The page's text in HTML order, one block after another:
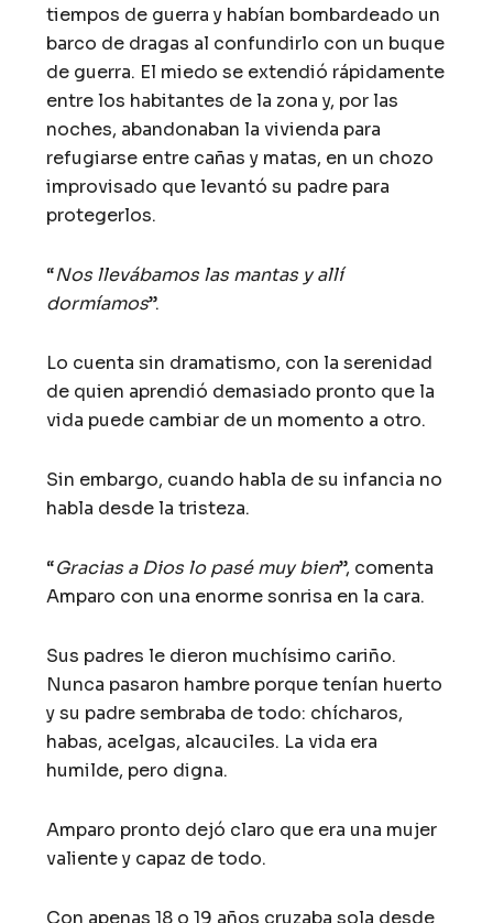
tiempos de guerra y habían bombardeado un
barco de dragas al confundirlo con un buque
de guerra. El miedo se extendió rápidamente
entre los habitantes de la zona y, por las
noches, abandonaban la vivienda para
refugiarse entre cañas y matas, en un chozo
improvisado que levantó su padre para
protegerlos.
“Nos llevábamos las mantas y allí
dormíamos”.
Lo cuenta sin dramatismo, con la serenidad
de quien aprendió demasiado pronto que la
vida puede cambiar de un momento a otro.
Sin embargo, cuando habla de su infancia no
habla desde la tristeza.
“Gracias a Dios lo pasé muy bien”, comenta
Amparo con una enorme sonrisa en la cara.
Sus padres le dieron muchísimo cariño.
Nunca pasaron hambre porque tenían huerto
y su padre sembraba de todo: chícharos,
habas, acelgas, alcauciles. La vida era
humilde, pero digna.
Amparo pronto dejó claro que era una mujer
valiente y capaz de todo.
Con apenas 18 o 19 años cruzaba sola desde